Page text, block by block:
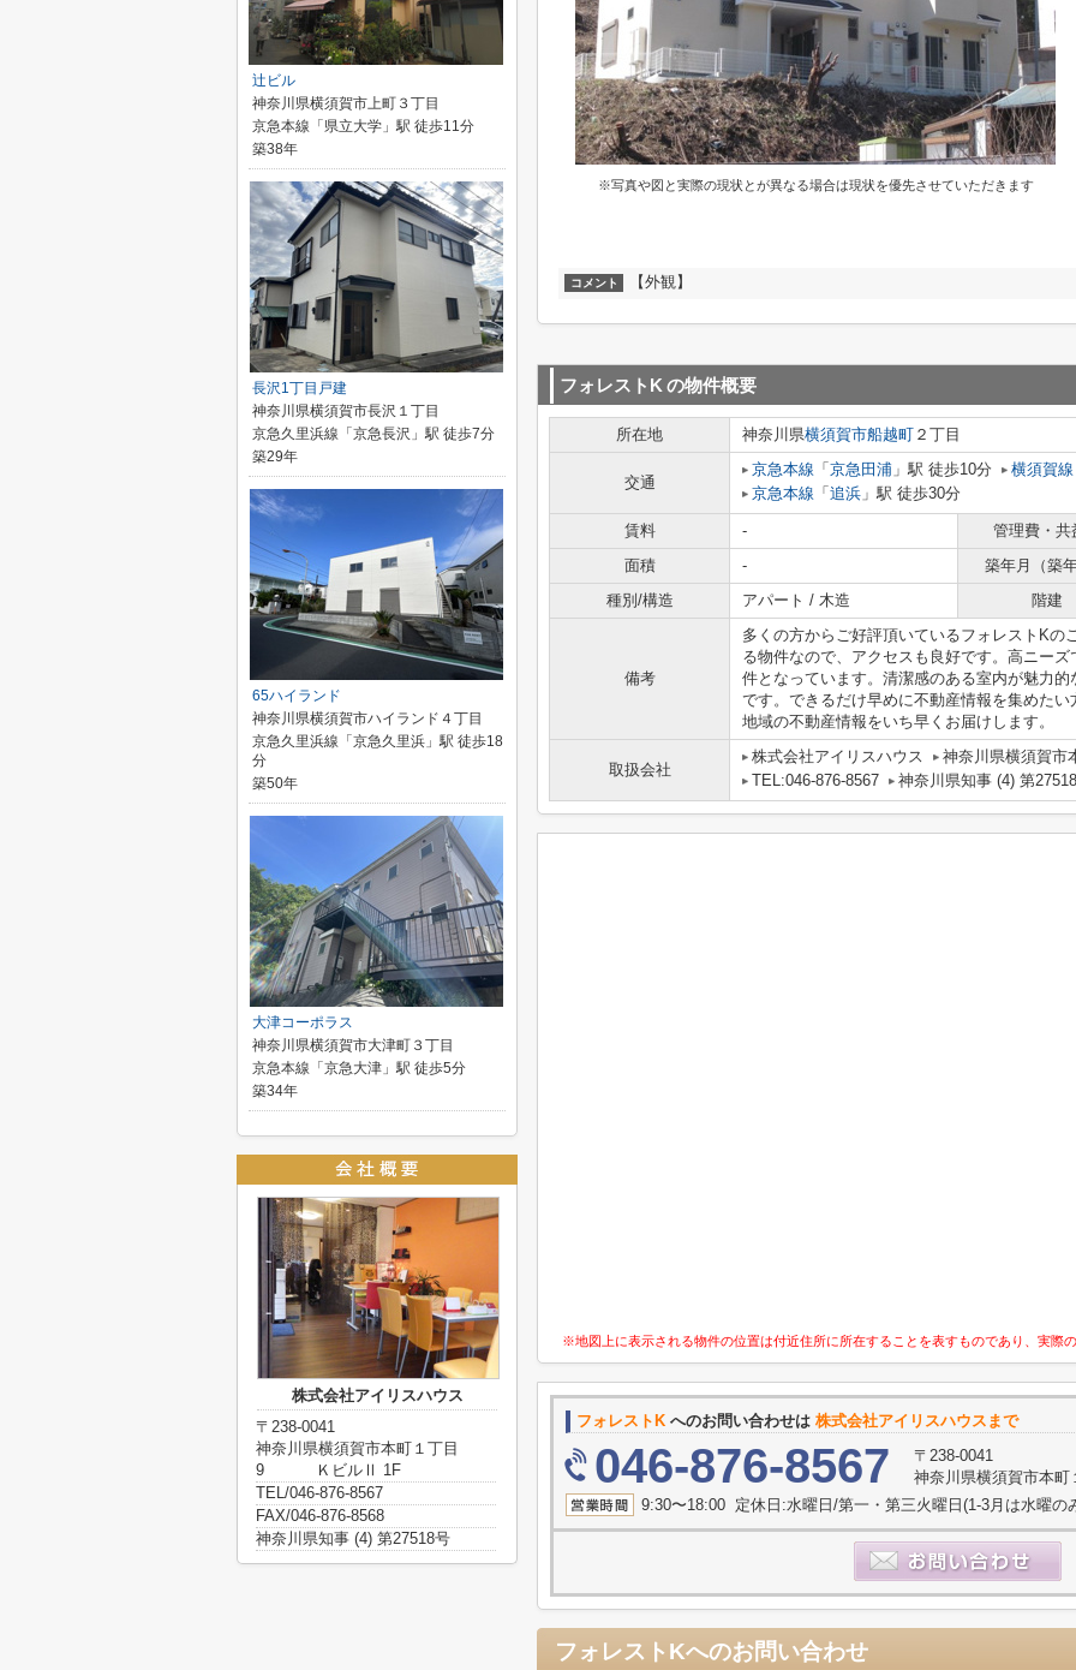
※写真や図と実際の現状とが異なる場合は現状を優先させていただきます
コメント 【外観】
フォレストK の物件概要
所在地 神奈川県横須賀市船越町 ２丁目
交通
京急本線 「 京急田浦 」駅 徒歩10分 横須賀線
京急本線 「 追浜 」駅 徒歩30分
賃料 -
管理費・共
面積
-
築年月（築
種別/構造
アパート / 木造 階建
備考
多くの方からご好評頂いているフォレストKの
る物件なので、アクセスも良好です。高ニー
件となっています。清潔感のある室内が魅力
です。できるだけ早めに不動産情報を集めた
地域の不動産情報をいち早くお届けします。
取扱会社
株式会社アイリスハウス
神奈川県横須
TEL:046-876-8567
神奈川県知事 (4) 第
※地図上に表示される物件の位置は付近住所に所在することを表すものであり、実際
フォレストK へのお問い合わせは 株式会社アイリスハウスまで
046-876-8567
〒238-0041
神奈川県横須賀市
9:30〜18:00 定休日:水曜日/第一・第三火曜日(1-3月は水曜の
フォレストKへのお問い合わせ
辻ビル
神奈川県横須賀市上町３丁目
京急本線「県立大学」駅 徒歩11分
築38年
長沢1丁目戸建
神奈川県横須賀市長沢１丁目
京急久里浜線「京急長沢」駅 徒歩7分
築29年
65ハイランド
神奈川県横須賀市ハイランド４丁目
京急久里浜線「京急久里浜」駅 徒歩18
分
築50年
大津コーポラス
神奈川県横須賀市大津町３丁目
京急本線「京急大津」駅 徒歩5分
築34年
株式会社アイリスハウス
〒238-0041
神奈川県横須賀市本町１丁目
9 ＫビルⅡ 1F
TEL/046-876-8567
FAX/046-876-8568
神奈川県知事 (4) 第27518号